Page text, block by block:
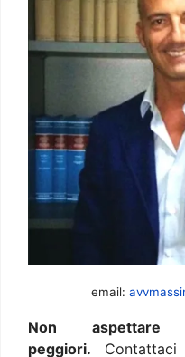
email:
Non
peggiori.